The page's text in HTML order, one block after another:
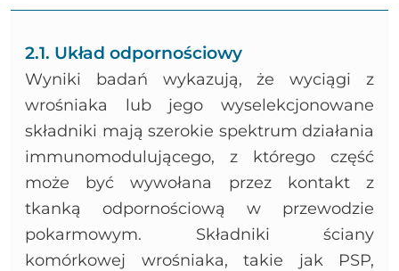
2.1. Układ odpornościowy
Wyniki badań wykazują, że wyciągi z
wrośniaka lub jego wyselekcjonowane
składniki mają szerokie spektrum działania
immunomodulującego, z którego część
może być wywołana przez kontakt z
tkanką odpornościową w przewodzie
pokarmowym. Składniki ściany
komórkowej wrośniaka, takie jak PSP,